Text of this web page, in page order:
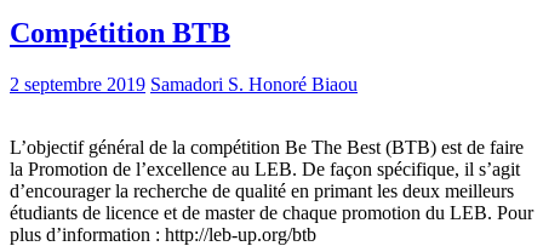
Compétition BTB
2 septembre 2019 Samadori S. Honoré Biaou
L’objectif général de la compétition Be The Best (BTB) est de faire
la Promotion de l’excellence au LEB. De façon spécifique, il s’agit
d’encourager la recherche de qualité en primant les deux meilleurs
étudiants de licence et de master de chaque promotion du LEB. Pour
plus d’information : http://leb-up.org/btb